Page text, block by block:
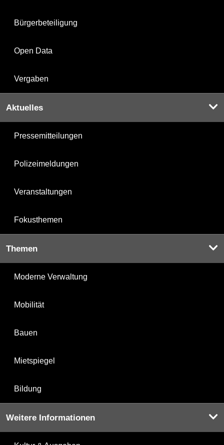
Bürgerbeteiligung
Open Data
Vergaben
Aktuelles
Pressemitteilungen
Polizeimeldungen
Veranstaltungen
Fokusthemen
Themen
Moderne Verwaltung
Mobilität
Bauen
Mietspiegel
Bildung
Weitere Informationen